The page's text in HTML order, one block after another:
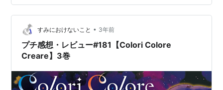
ましたね。 可愛い♪ それに合わせて、ジーノさんの気持
ちが色々と聞けて良かっ…
すみにおけないこと • 3年前
プチ感想・レビュー#181【Colori Colore
Creare】3巻